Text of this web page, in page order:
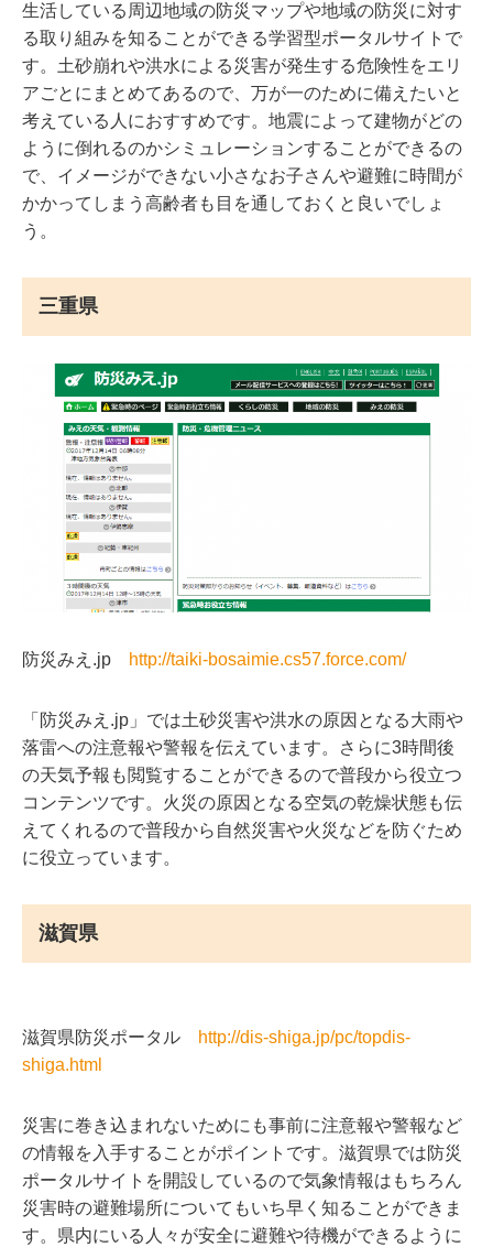
生活している周辺地域の防災マップや地域の防災に対す
る取り組みを知ることができる学習型ポータルサイトで
す。土砂崩れや洪水による災害が発生する危険性をエリ
アごとにまとめてあるので、万が一のために備えたいと
考えている人におすすめです。地震によって建物がどの
ように倒れるのかシミュレーションすることができるの
で、イメージができない小さなお子さんや避難に時間が
かかってしまう高齢者も目を通しておくと良いでしょ
う。
三重県
防災みえ.jp http://taiki-bosaimie.cs57.force.com/
「防災みえ.jp」では土砂災害や洪水の原因となる大雨や
落雷への注意報や警報を伝えています。さらに3時間後
の天気予報も閲覧することができるので普段から役立つ
コンテンツです。火災の原因となる空気の乾燥状態も伝
えてくれるので普段から自然災害や火災などを防ぐため
に役立っています。
滋賀県
滋賀県防災ポータル
http://dis-shiga.jp/pc/topdis-
shiga.html
災害に巻き込まれないためにも事前に注意報や警報など
の情報を入手することがポイントです。滋賀県では防災
ポータルサイトを開設しているので気象情報はもちろん
災害時の避難場所についてもいち早く知ることができま
す。県内にいる人々が安全に避難や待機ができるように